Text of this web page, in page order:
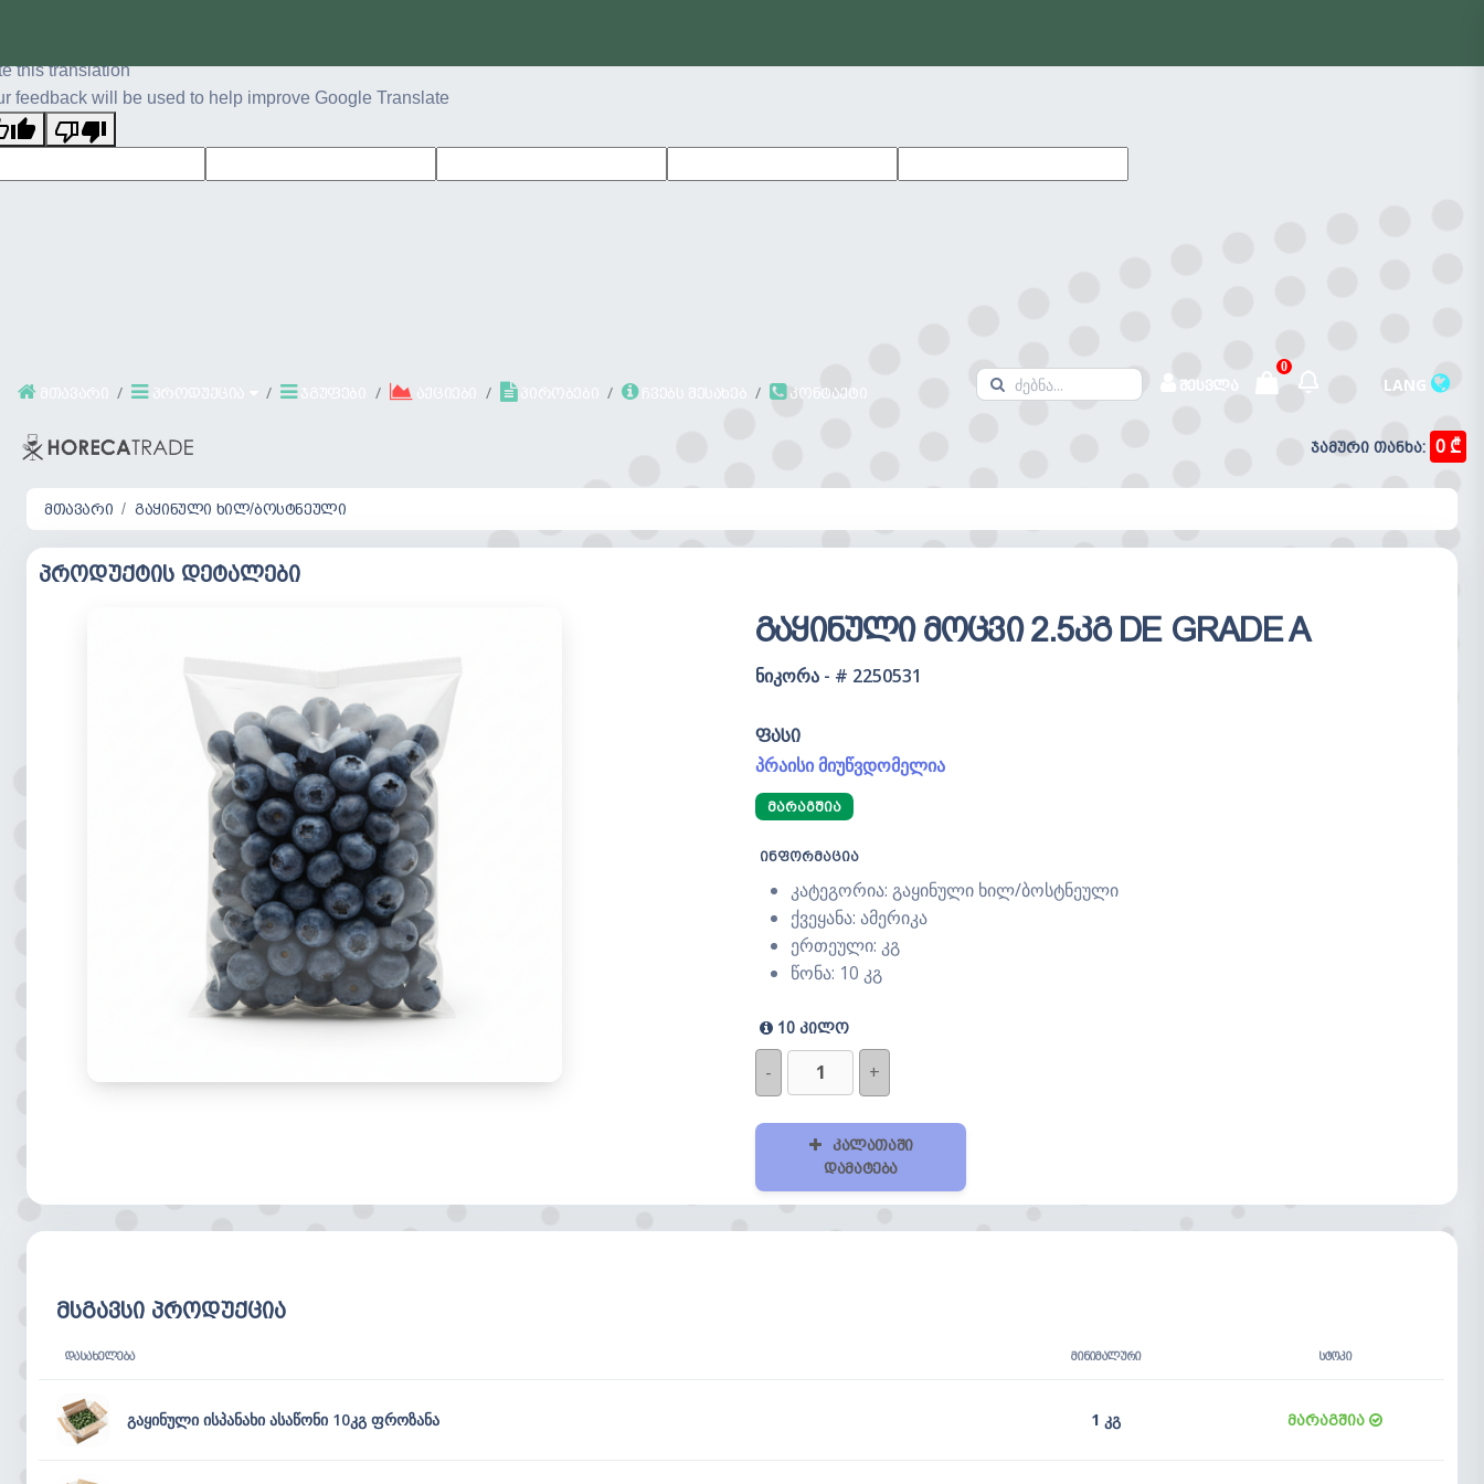
this translation
feedback will be used to help improve Google Translate
მთავარი პროდუქცია ჯგუფები პირობები ჩვებს შესახებ კონტაქტი შესვლა
0
LANG
ჯამური თანხა: 0 ₾
მთავარი გაყინული ხილ/ბოსტნეული
პროდუქტის დეტალები
გაყინული მოცვი 2.5კგ DE GRADE A
ნიკორა - # 2250531
ფასი
პრაისი მიუწვდომელია
ᲛᲐᲠᲐᲒᲨᲘᲐ
ინფორმაცია
კატეგორია: გაყინული ხილ/ბოსტნეული
ქვეყანა: ამერიკა
ერთეული: კგ
წონა: 10 კგ
10 კილო
- +
კალათაში
დამატება
მსგავსი პროდუქცია
ᲓᲐᲡᲐᲮᲔᲚᲔᲑᲐ ᲛᲘᲜᲘᲛᲐᲚᲣᲠᲘ ᲡᲢᲝᲙᲘ
გაყინული ისპანახი ასაწონი 10კგ ფროზანა 1 კგ მარაგშია